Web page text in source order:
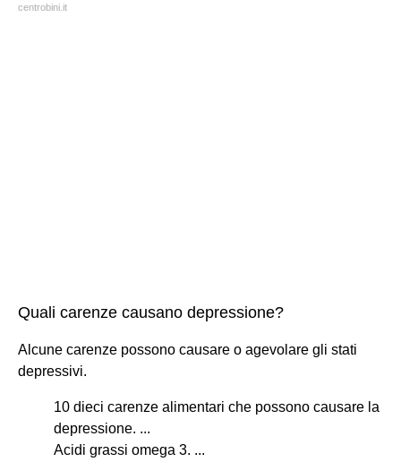
centrobini.it
Quali carenze causano depressione?
Alcune carenze possono causare o agevolare gli stati
depressivi.
10 dieci carenze alimentari che possono causare la
depressione. ...
Acidi grassi omega 3. ...